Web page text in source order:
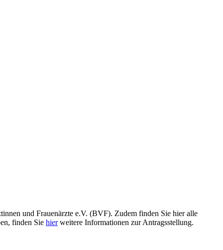
und Frauenärzte e.V. (BVF). Zudem finden Sie hier alle
finden Sie hierweitere Informationen zur Antragsstellung.